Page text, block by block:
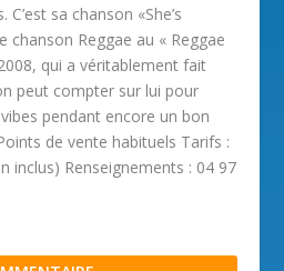
sa chanson «She’s
chanson Reggae au « Reggae
qui a véritablement fait
peut compter sur lui pour
pendant encore un bon
de vente habituels Tarifs :
inclus) Renseignements : 04 97